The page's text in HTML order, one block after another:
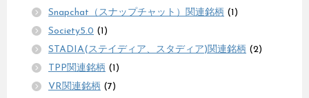
Snapchat（スナップチャット）関連銘柄 (1)
Society5.0 (1)
STADIA(ステイディア、スタディア)関連銘柄 (2)
TPP関連銘柄 (1)
VR関連銘柄 (7)